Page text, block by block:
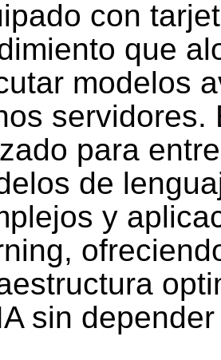
con
que
modelos
servidores.
para
de
y
sin